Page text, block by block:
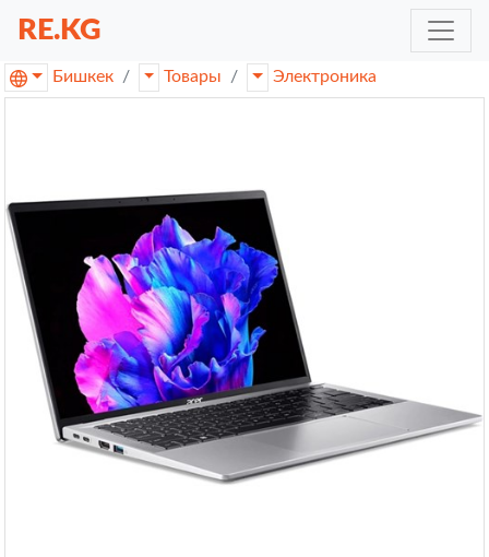
RE.KG
Бишкек Товары Электроника